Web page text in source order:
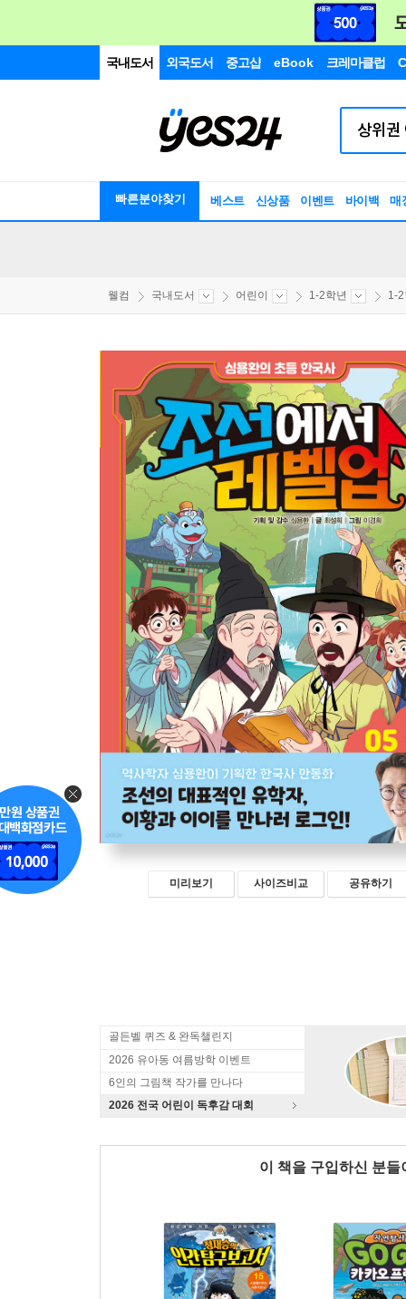
국내도서 외국도서 중고샵 eBook 크레마클럽
빠른분야찾기 베스트 신상품 이벤트 바이백 매
웰컴 국내도서 어린이 1-2학년 1-
미리보기 사이즈비교 공유하기
골든벨 퀴즈 & 완독챌린지
2026 유아동 여름방학 이벤트
6인의 그림책 작가를 만나다
2026 전국 어린이 독후감 대회
이 책을 구입하신 분